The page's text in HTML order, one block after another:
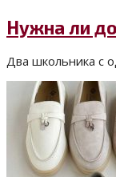
Нужна ли
Два школьника с